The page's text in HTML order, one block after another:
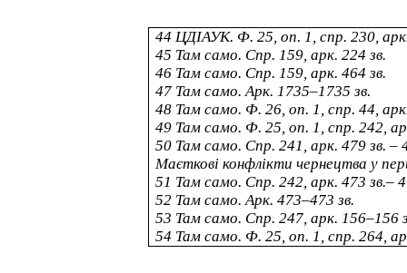
44 ЦДІАУК. Ф. 25, оп. 1, спр. 230,
45 Там само. Спр. 159, арк. 224 зв.
46 Там само. Спр. 159, арк. 464 зв.
47 Там само. Арк. 1735–1735 зв.
48 Там само. Ф. 26, оп. 1, спр. 44,
49 Там само. Ф. 25, оп. 1, спр. 242,
50 Там само. Спр. 241, арк. 479 зв. –
Маєткові конфлікти чернецтва у
51 Там само. Спр. 242, арк. 473 зв.–
52 Там само. Арк. 473–473 зв.
53 Там само. Спр. 247, арк. 156–156
54 Там само. Ф. 25, оп. 1, спр. 264,